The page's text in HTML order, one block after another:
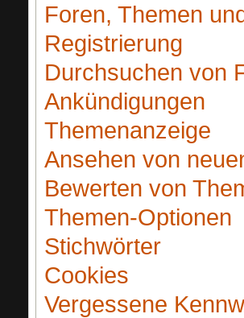
Foren, Themen
Registrierung
Durchsuchen von
Ankündigungen
Themenanzeige
Ansehen von
Bewerten von
Themen-Optionen
Stichwörter
Cookies
Vergessene